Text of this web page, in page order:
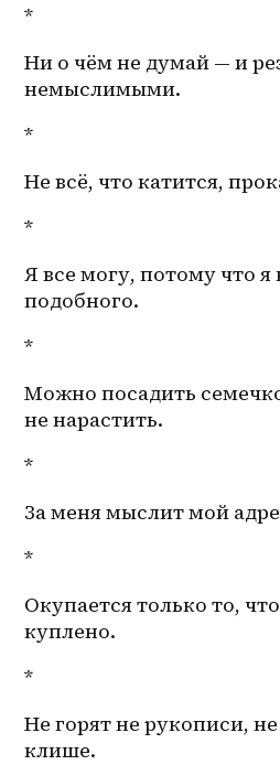
*
Ни о чём не думай — и
немыслимыми.
*
Не всё, что катится,
*
Я все могу, потому что я
подобного.
*
Можно посадить
не нарастить.
*
За меня мыслит мой
*
Окупается только то,
куплено.
*
Не горят не рукописи,
клише.